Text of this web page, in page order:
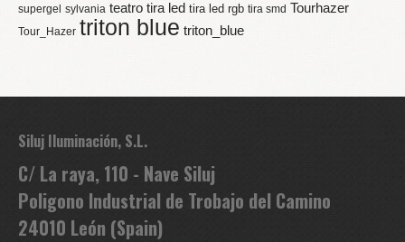
supergel sylvania teatro tira led tira led rgb tira smd Tourhazer
Tour_Hazer triton blue triton_blue
Siluj Iluminación, S.L.
C/ La raya, 110 - Nave Siluj
Poligono Industrial de Trobajo del Camino
24010 León (Spain)